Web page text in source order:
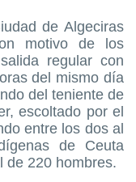
de Algeciras
motivo de los
regular con
del mismo día
del teniente de
escoltado por el
entre los dos al
de Ceuta
de 220 hombres.